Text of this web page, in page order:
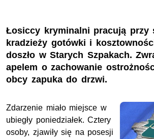
Łosiccy kryminalni pracują przy
kradzieży gotówki i
doszło w Starych Szpakach.
apelem o zachowanie
obcy zapuka do drzwi.
Zdarzenie miało miejsce w
ubiegły poniedziałek. Cztery
osoby, zjawiły się na posesji